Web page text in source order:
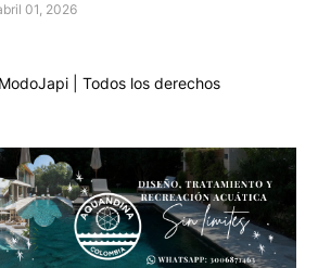
01, 2026
| Todos los derechos